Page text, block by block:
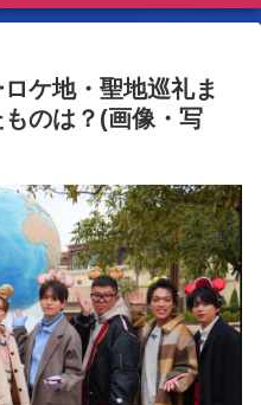
ケ地・聖地巡礼ま
のは？(画像・写